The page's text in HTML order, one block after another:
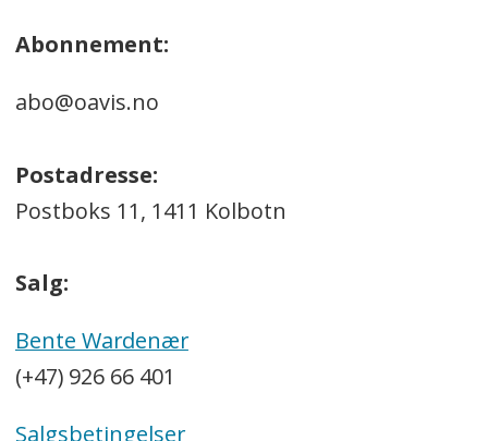
Abonnement:
abo@oavis.no
Postadresse:
Postboks 11, 1411 Kolbotn
Salg:
Bente Wardenær
(+47) 926 66 401
Salgsbetingelser